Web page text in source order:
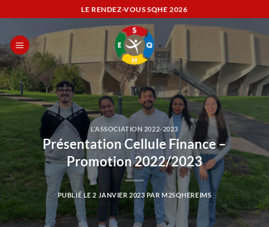
au
contenu
LE RENDEZ-VOUS SQHE 2026
L'ASSOCIATION 2022-2023
Présentation Cellule Finance –
Promotion 2022/2023
PUBLIÉ LE2 JANVIER 2023 PARM2SQHEREIMS